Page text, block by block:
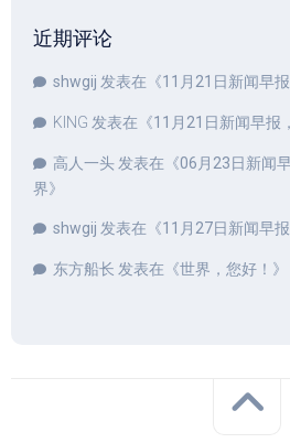
近期评论
shwgij 发表在《11月21日新闻早
KING 发表在《11月21日新闻早报
高人一头发表在《06月23日新闻
界》
shwgij 发表在《11月27日新闻早
东方船长 发表在《世界，您好！ 》